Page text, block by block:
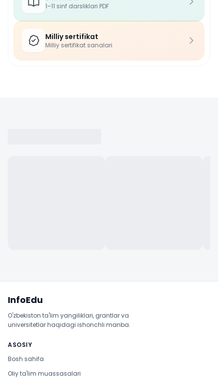
1–11 sinf darsliklari PDF
Milliy sertifikat
Milliy sertifikat sanalari
InfoEdu
O'zbekiston ta'lim yangiliklari, grantlar va
universitetlar haqidagi ishonchli manba.
ASOSIY
Bosh sahifa
Oliy ta'lim muassasalari